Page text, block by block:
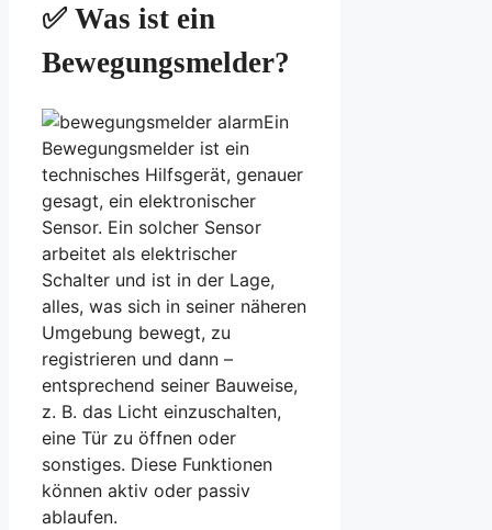
✅ Was ist ein
Bewegungsmelder?
Ein
Bewegungsmelder ist ein
technisches Hilfsgerät, genauer
gesagt, ein elektronischer
Sensor. Ein solcher Sensor
arbeitet als elektrischer
Schalter und ist in der Lage,
alles, was sich in seiner näheren
Umgebung bewegt, zu
registrieren und dann –
entsprechend seiner Bauweise,
z. B. das Licht einzuschalten,
eine Tür zu öffnen oder
sonstiges. Diese Funktionen
können aktiv oder passiv
ablaufen.